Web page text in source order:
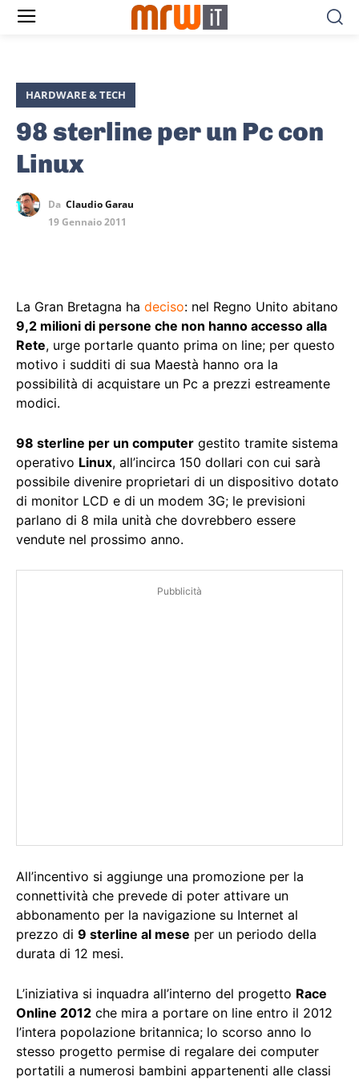
HARDWARE & TECH
98 sterline per un Pc con
Linux
Da Claudio Garau
19 Gennaio 2011
La Gran Bretagna ha deciso: nel Regno Unito abitano
9,2 milioni di persone che non hanno accesso alla
Rete, urge portarle quanto prima on line; per questo
motivo i sudditi di sua Maestà hanno ora la
possibilità di acquistare un Pc a prezzi estreamente
modici.
98 sterline per un computer gestito tramite sistema
operativo Linux, all’incirca 150 dollari con cui sarà
possibile divenire proprietari di un dispositivo dotato
di monitor LCD e di un modem 3G; le previsioni
parlano di 8 mila unità che dovrebbero essere
vendute nel prossimo anno.
Pubblicità
All’incentivo si aggiunge una promozione per la
connettività che prevede di poter attivare un
abbonamento per la navigazione su Internet al
prezzo di 9 sterline al mese per un periodo della
durata di 12 mesi.
L’iniziativa si inquadra all’interno del progetto Race
Online 2012 che mira a portare on line entro il 2012
l’intera popolazione britannica; lo scorso anno lo
stesso progetto permise di regalare dei computer
portatili a numerosi bambini appartenenti alle classi